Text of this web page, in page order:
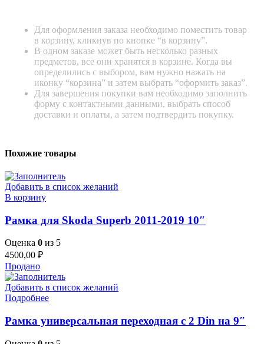
Для оформления заказа необходимо поместить товар
в корзину, кликнув по кнопке “в корзину”.
В одном заказе может быть несколько разных
предметов, все они хранятся в корзине. Когда вы
определились с выбором, вам нужно нажать на
иконку “корзина” и затем выбрать “оформить заказ”.
Для завершения покупки вам необходимо заполнить
форму с контактными данными, выбрать способ
доставки и оплаты, а затем подтвердить покупку.
Похожие товары
Добавить в список желаний
В корзину
Рамка для Skoda Superb 2011-2019 10″
Оценка 0 из 5
4500,00 ₽
Продано
Добавить в список желаний
Подробнее
Рамка универсальная переходная с 2 Din на 9″